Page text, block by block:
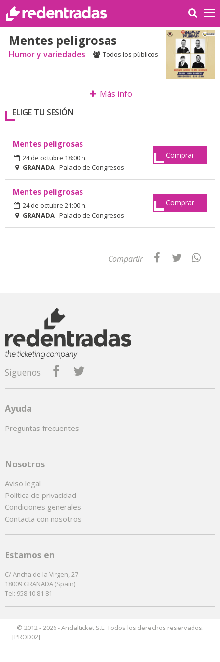
Mentes peligrosas
Humor y variedades Todos los públicos
Más info
ELIGE TU SESIÓN
Mentes peligrosas
24 de octubre 18:00 h.
GRANADA- Palacio de Congresos
Comprar
Mentes peligrosas
24 de octubre 21:00 h.
GRANADA- Palacio de Congresos
Comprar
Compartir
Síguenos
Ayuda
Preguntas frecuentes
Nosotros
Aviso legal
Política de privacidad
Condiciones generales
Contacta con nosotros
Estamos en
C/ Ancha de la Virgen, 27
18009 GRANADA (Spain)
Tel: 958 10 81 81
© 2012 - 2026 - Andalticket S.L. Todos los derechos reservados.
[PROD02]